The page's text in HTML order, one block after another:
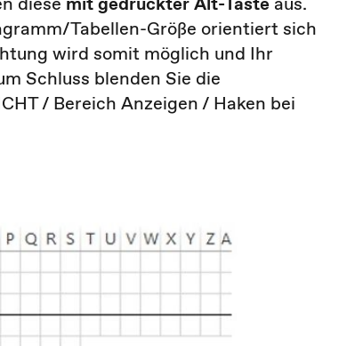
Tabellen-Größe orientiert sich
wird somit möglich und Ihr
Schluss blenden Sie die
/ Bereich Anzeigen / Haken bei